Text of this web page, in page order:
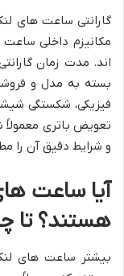
گارانتی ساعت های
مکانیزم داخلی
اند. مدت زمان
بسته به مدل و
فیزیکی، شکستگی
تعویض باتری معمولاً
و شرایط دقیق آن را
آیا ساعت
هستند؟ تا
بیشتر ساعت های